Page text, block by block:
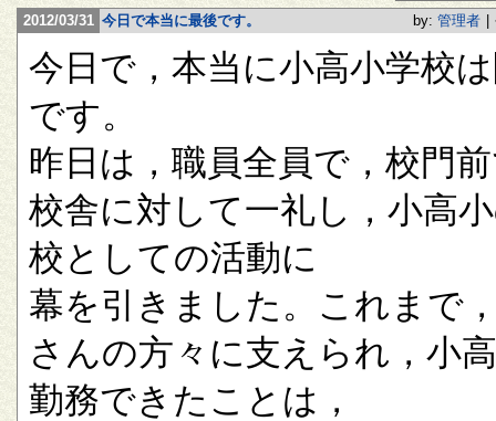
2012/03/31 今日で本当に最後です。 by: 管理者
今日で，本当に小高小学校
です。
昨日は，職員全員で，校門
校舎に対して一礼し，小高
校としての活動に
幕を引きました。これまで
さんの方々に支えられ，小
勤務できたことは，